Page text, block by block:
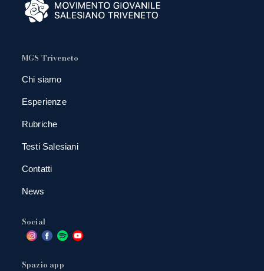
MGS Triveneto
Chi siamo
Esperienze
Rubriche
Testi Salesiani
Contatti
News
Social
Spazio app